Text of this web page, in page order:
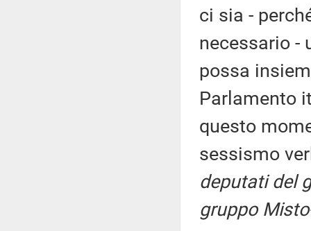
ci sia -
necessario -
possa
Parlamento
questo
sessismo
deputati del
gruppo